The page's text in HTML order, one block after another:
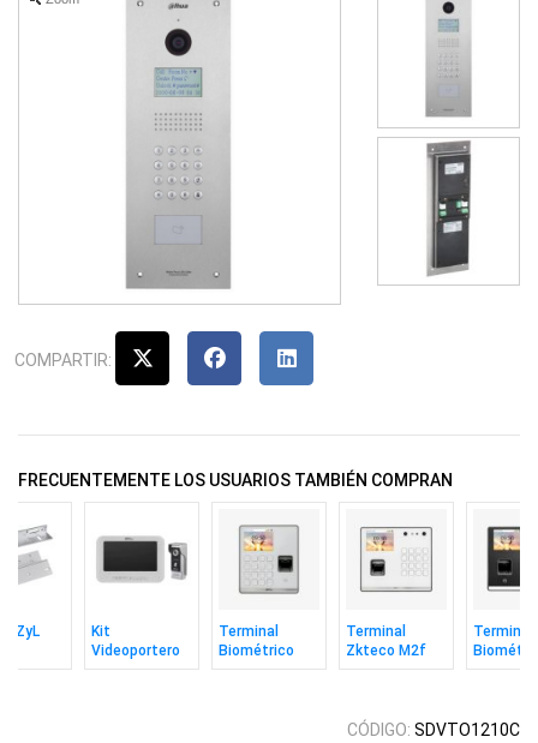
COMPARTIR:
FRECUENTEMENTE LOS USUARIOS TAMBIÉN COMPRAN
ZyL
Kit
Videoportero
Zkteco
Terminal
Biométrico
Zkteco M1
Terminal
Zkteco M2f
Pro-lr Vl Facial
Terminal
Zkteco
CÓDIGO: SDVTO1210C